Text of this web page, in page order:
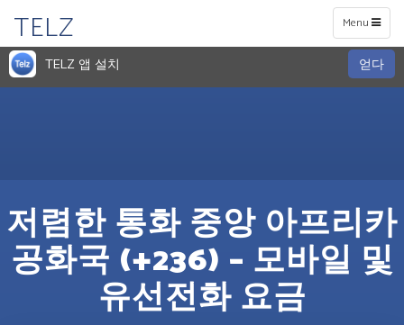
Toggle
navigation
Menu
TELZ
TELZ 앱 설치 얻다
저렴한 통화 중앙 아프리카
공화국 (+236) – 모바일 및
유선전화 요금